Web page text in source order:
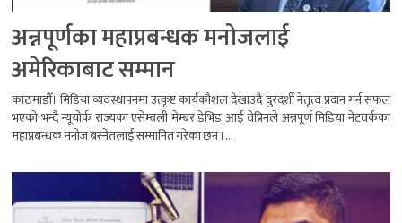
अन्नपूर्णका महाप्रबन्धक मनोजलाई
अमेरिकाबाट सम्मान
काठमाडौँ। मिडिया व्यवस्थापनमा उत्कृष्ट कार्यकौशल देखाउदै दुरदर्शी नेतृत्व प्रदान गर्न सफल
भएको भन्दै न्यूयोर्क राज्यका एसेम्बली मेम्बर डेभिड आई वेप्रिनले अन्नपूर्ण मिडिया नेटवर्कका
महाप्रबन्धक मनोज बस्नेतलाई सम्मानित गरेका छन ।...